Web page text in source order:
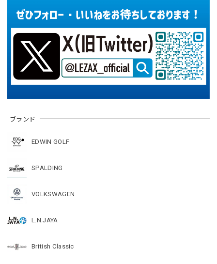
ブランド
EDWIN GOLF
SPALDING
VOLKSWAGEN
L.N.JAYA
British Classic